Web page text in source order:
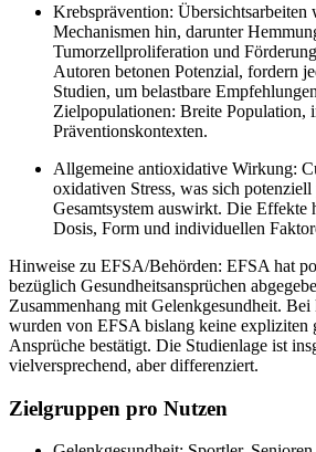
Krebsprävention: Übersichtsarbeiten
Mechanismen hin, darunter
Tumorzellproliferation und
Autoren betonen Potenzial, fordern
Studien, um belastbare
Zielpopulationen: Breite Population,
Präventionskontexten.
Allgemeine antioxidative Wirkung:
oxidativen Stress, was sich
Gesamtsystem auswirkt. Die Effekte
Dosis, Form und individuellen
Hinweise zu EFSA/Behörden: EFSA hat
bezüglich Gesundheitsansprüchen
Zusammenhang mit Gelenkgesundheit.
wurden von EFSA bislang keine expliziten
Ansprüche bestätigt. Die Studienlage ist
vielversprechend, aber differenziert.
Zielgruppen pro Nutzen